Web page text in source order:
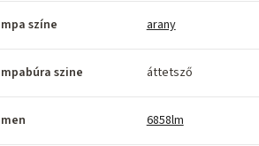
színe arany
szine áttetsző
6858lm